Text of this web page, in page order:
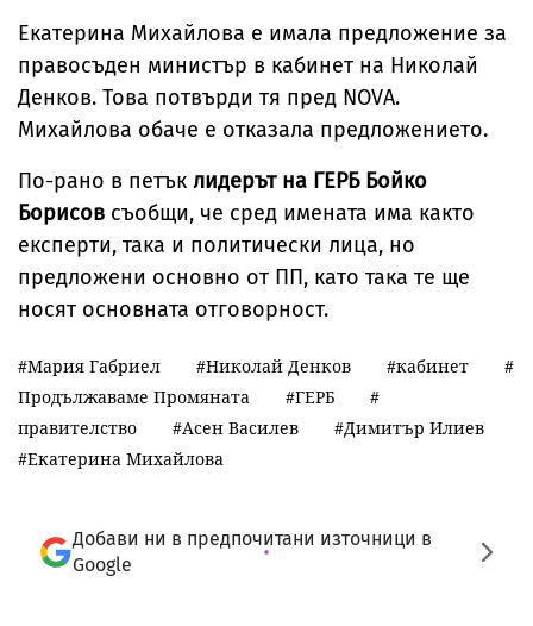
Екатерина Михайлова е имала предложение за
правосъден министър в кабинет на Николай
Денков. Това потвърди тя пред NOVA.
Михайлова обаче е отказала предложението.
По-рано в петък лидерът на ГЕРБ Бойко
Борисов съобщи, че сред имената има както
експерти, така и политически лица, но
предложени основно от ПП, като така те ще
носят основната отговорност.
Мария Габриел Николай Денков
кабинет
Продължаваме Промяната
ГЕРБ
правителство
Асен Василев
Димитър Илиев
Екатерина Михайлова
Добави ни в предпочитани източници в
Google